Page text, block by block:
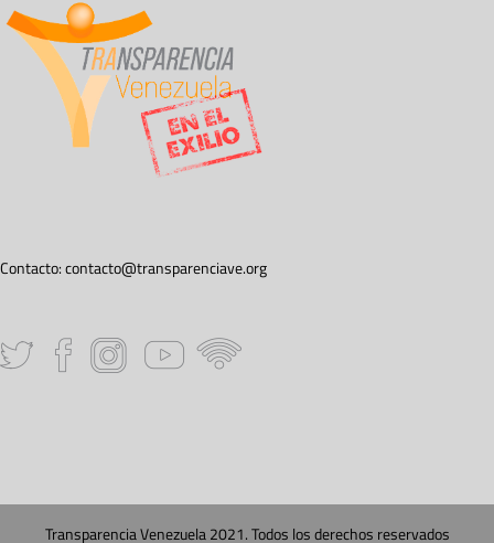
Contacto:contacto@transparenciave.org
Transparencia Venezuela 2021. Todos los derechos reservados